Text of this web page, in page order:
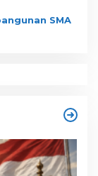
SMA